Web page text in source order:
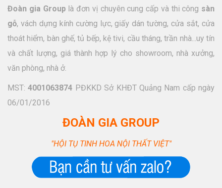
Đoàn gia Group là đơn vị chuyên cung cấp và thi công sàn
gỗ, vách dựng kính cường lực, giấy dán tường, cửa sắt, cửa
thoát hiểm, bàn ghế, tủ bếp, kệ tivi, cầu tháng, trần nhà...uy tín
và chất lượng, giá thành hợp lý cho showroom, nhà xưởng,
văn phòng, nhà ở.
MST:4001063874 PĐKKD Sở KHĐT Quảng Nam cấp ngày
06/01/2016
ĐOÀN GIA GROUP
"HỘI TỤ TINH HOA NỘI THẤT VIỆT"